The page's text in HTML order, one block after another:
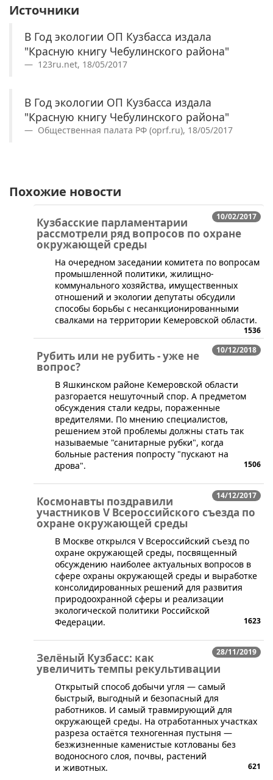
Источники
В Год экологии ОП Кузбасса издала
"Красную книгу Чебулинского района"
123ru.net, 18/05/2017
В Год экологии ОП Кузбасса издала
"Красную книгу Чебулинского района"
Общественная палата РФ (oprf.ru), 18/05/2017
Похожие новости
10/02/2017
Кузбасские парламентарии
рассмотрели ряд вопросов по охране
окружающей среды
​На очередном заседании комитета по вопросам
промышленной политики, жилищно-
коммунального хозяйства, имущественных
отношений и экологии депутаты обсудили
способы борьбы с несанкционированными
свалками на территории Кемеровской области.
1536
10/12/2018
Рубить или не рубить - уже не
вопрос?
​В Яшкинском районе Кемеровской области
разгорается нешуточный спор. А предметом
обсуждения стали кедры, пораженные
вредителями. По мнению специалистов,
решением этой проблемы должны стать так
называемые "санитарные рубки", когда
больные растения попросту "пускают на
дрова".
1506
14/12/2017
Космонавты поздравили
участников V Всероссийского съезда по
охране окружающей среды
​В Москве открылся V Всероссийский съезд по
охране окружающей среды, посвященный
обсуждению наиболее актуальных вопросов в
сфере охраны окружающей среды и выработке
консолидированных решений для развития
природоохранной сферы и реализации
экологической политики Российской
Федерации.
1623
28/11/2019
Зелёный Кузбасс: как
увеличить темпы рекультивации
​Открытый способ добычи угля — самый
быстрый, выгодный и безопасный для
работников. И самый травмирующий для
окружающей среды. На отработанных участках
разреза остаётся техногенная пустыня —
безжизненные каменистые котлованы без
водоносного слоя, почвы, растений
и животных.
621